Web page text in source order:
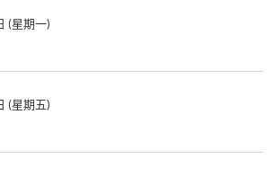
(星期一)
(星期五)